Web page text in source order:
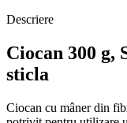
Descriere
Ciocan 300 g,
sticla
Ciocan cu mâner din